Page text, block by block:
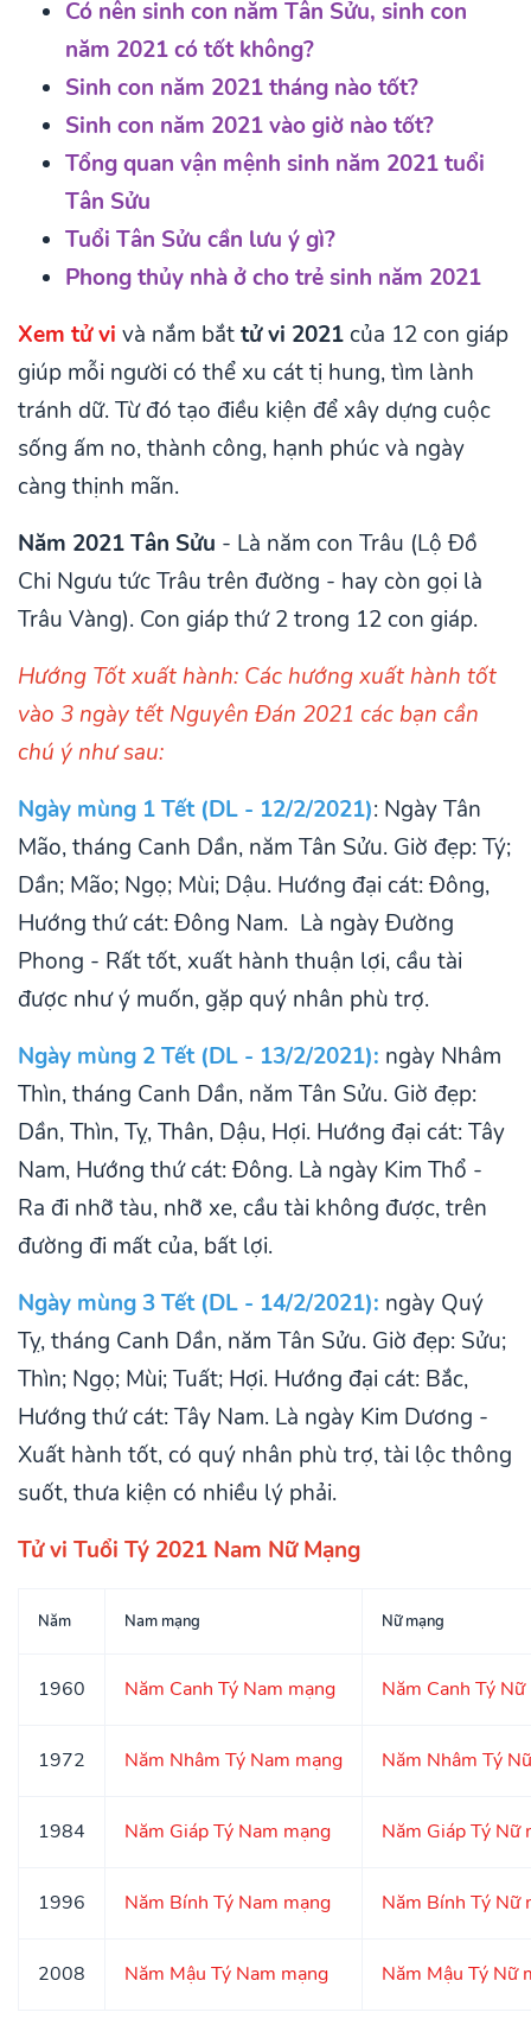
Có nên sinh con năm Tân Sửu, sinh con
năm 2021 có tốt không?
Sinh con năm 2021 tháng nào tốt?
Sinh con năm 2021 vào giờ nào tốt?
Tổng quan vận mệnh sinh năm 2021 tuổi
Tân Sửu
Tuổi Tân Sửu cần lưu ý gì?
Phong thủy nhà ở cho trẻ sinh năm 2021
Xem tử vi và nắm bắttử vi 2021 của 12 con giáp
giúp mỗi người có thể xu cát tị hung, tìm lành
tránh dữ. Từ đó tạo điều kiện để xây dựng cuộc
sống ấm no, thành công, hạnh phúc và ngày
càng thịnh mãn.
Năm 2021 Tân Sửu - Là năm con Trâu (Lộ Đồ
Chi Ngưu tức Trâu trên đường - hay còn gọi là
Trâu Vàng). Con giáp thứ 2 trong 12 con giáp.
Hướng Tốt xuất hành: Các hướng xuất hành tốt
vào 3 ngày tết Nguyên Đán 2021 các bạn cần
chú ý như sau:
Ngày mùng 1 Tết (DL - 12/2/2021): Ngày Tân
Mão, tháng Canh Dần, năm Tân Sửu. Giờ đẹp: Tý;
Dần; Mão; Ngọ; Mùi; Dậu. Hướng đại cát: Đông,
Hướng thứ cát: Đông Nam. Là ngày Đường
Phong - Rất tốt, xuất hành thuận lợi, cầu tài
được như ý muốn, gặp quý nhân phù trợ.
Ngày mùng 2 Tết (DL - 13/2/2021): ngày Nhâm
Thìn, tháng Canh Dần, năm Tân Sửu. Giờ đẹp:
Dần, Thìn, Tỵ, Thân, Dậu, Hợi. Hướng đại cát: Tây
Nam, Hướng thứ cát: Đông. Là ngày Kim Thổ -
Ra đi nhỡ tàu, nhỡ xe, cầu tài không được, trên
đường đi mất của, bất lợi.
Ngày mùng 3 Tết (DL - 14/2/2021): ngày Quý
Tỵ, tháng Canh Dần, năm Tân Sửu. Giờ đẹp: Sửu;
Thìn; Ngọ; Mùi; Tuất; Hợi. Hướng đại cát: Bắc,
Hướng thứ cát: Tây Nam. Là ngày Kim Dương -
Xuất hành tốt, có quý nhân phù trợ, tài lộc thông
suốt, thưa kiện có nhiều lý phải.
Tử vi Tuổi Tý 2021 Nam Nữ Mạng
Năm Nam mạng Nữ mạng
1960 Năm Canh Tý Nam mạng Năm Canh Tý
1972 Năm Nhâm Tý Nam mạng Năm Nhâm Tý
1984 Năm Giáp Tý Nam mạng Năm Giáp Tý Nữ
1996 Năm Bính Tý Nam mạng Năm Bính Tý Nữ
2008 Năm Mậu Tý Nam mạng Năm Mậu Tý Nữ